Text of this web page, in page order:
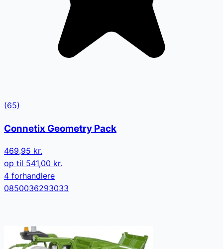
(65)
Connetix Geometry Pack
469,95 kr.
op til 541,00 kr.
4 forhandlere
0850036293033